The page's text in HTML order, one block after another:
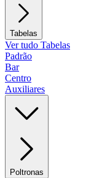
Tabelas
Ver tudo Tabelas
Padrão
Bar
Centro
Auxiliares
Poltronas